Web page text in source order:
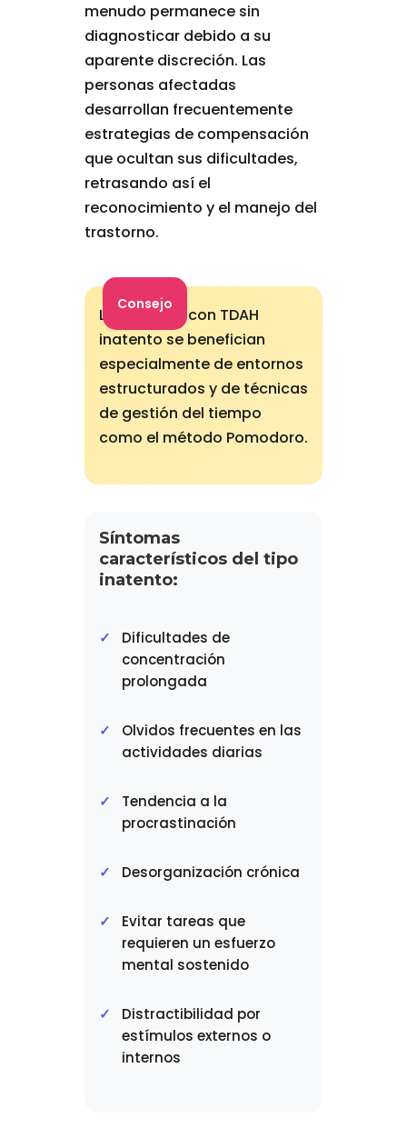
menudo permanece sin
diagnosticar debido a su
aparente discreción. Las
personas afectadas
desarrollan frecuentemente
estrategias de compensación
que ocultan sus dificultades,
retrasando así el
reconocimiento y el manejo del
trastorno.
Consejo
Los adultos con TDAH
inatento se benefician
especialmente de entornos
estructurados y de técnicas
de gestión del tiempo
como el método Pomodoro.
Síntomas
característicos del tipo
inatento:
Dificultades de
concentración
prolongada
Olvidos frecuentes en las
actividades diarias
Tendencia a la
procrastinación
Desorganización crónica
Evitar tareas que
requieren un esfuerzo
mental sostenido
Distractibilidad por
estímulos externos o
internos